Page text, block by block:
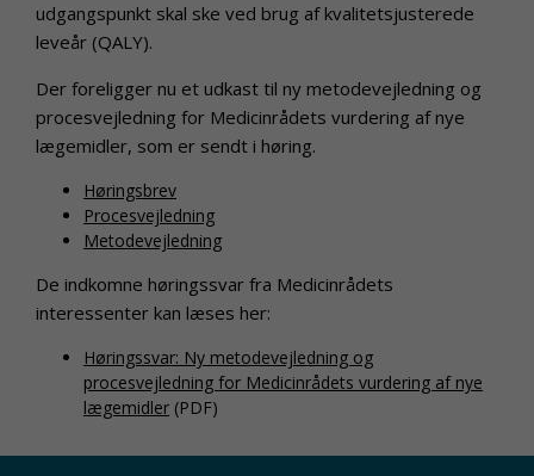
udgangspunkt skal ske ved brug af kvalitetsjusterede
leveår (QALY).
Der foreligger nu et udkast til ny metodevejledning og
procesvejledning for Medicinrådets vurdering af nye
lægemidler, som er sendt i høring.
Høringsbrev
Procesvejledning
Metodevejledning
De indkomne høringssvar fra Medicinrådets
interessenter kan læses her:
Høringssvar: Ny metodevejledning og
procesvejledning for Medicinrådets vurdering af nye
lægemidler (PDF)